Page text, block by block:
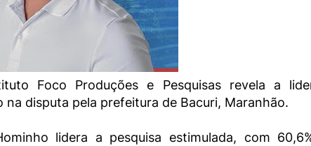
Foco Produções e Pesquisas revela a
disputa pela prefeitura de Bacuri, Maranhão.
lidera a pesquisa estimulada, com